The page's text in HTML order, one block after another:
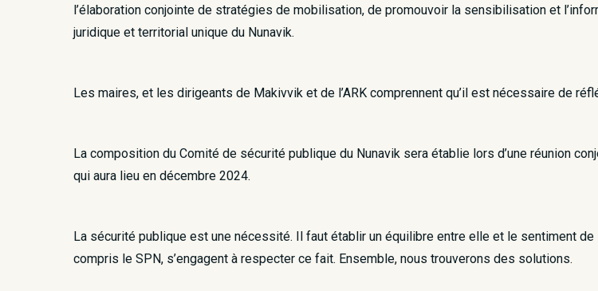
l’élaboration conjointe de stratégies de mobilisation, de promouvoir la sensibilisation et
juridique et territorial unique du Nunavik.
Les maires, et les dirigeants de Makivvik et de l’ARK comprennent qu’il est nécessaire de
La composition du Comité de sécurité publique du Nunavik sera établie lors d’une réunion
qui aura lieu en décembre 2024.
La sécurité publique est une nécessité. Il faut établir un équilibre entre elle et le sentiment
compris le SPN, s’engagent à respecter ce fait. Ensemble, nous trouverons des solutions.